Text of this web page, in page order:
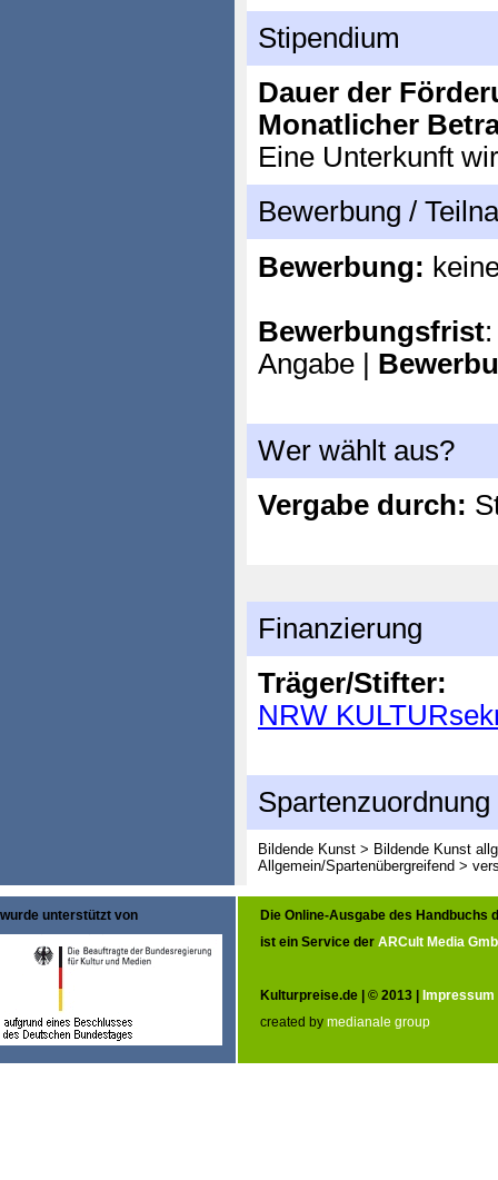
Stipendium
Dauer der
Monatlicher
Eine Unterkunft
Bewerbung /
Bewerbung:
Bewerbungsfrist
Angabe |
Wer wählt aus?
Vergabe durch:
Finanzierung
Träger/Stifter:
NRW
Spartenzuordnung
Bildende Kunst > Bildende Kunst
Allgemein/Spartenübergreifend >
wurde unterstützt von
Die Online-Ausgabe des Handbuchs
ist ein Service der ARCult Media
Kulturpreise.de | © 2013 | Impressum
created by medianale group